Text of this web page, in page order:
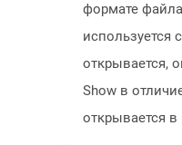
формате
используется
открывается,
Show в
открывается